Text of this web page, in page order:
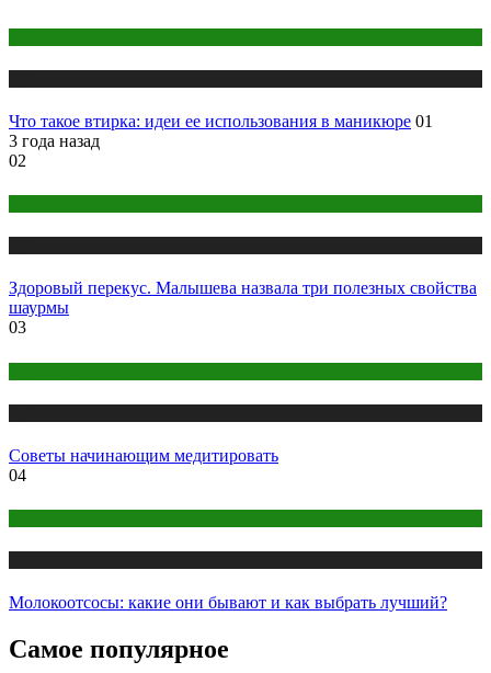
Что такое втирка: идеи ее использования в маникюре 01
3 года назад
02
Здоровый перекус. Малышева назвала три полезных свойства
шаурмы
03
Советы начинающим медитировать
04
Молокоотсосы: какие они бывают и как выбрать лучший?
Самое популярное